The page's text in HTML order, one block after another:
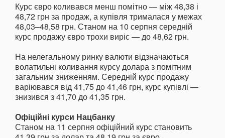
Курс євро коливався менш помітно — між 48,38 і
48,72 грн за продаж, а купівля трималася у межах
48,03–48,58 грн. Станом на 10 серпня середній
курс продажу євро трохи виріс — до 48,62 грн.
На нелегальному ринку валюти відзначаються
волатильні коливання курсу долара з помітним
загальним зниженням. Середній курс продажу
варіювався від 41,75 до 41,46 грн, курс купівлі —
знизився з 41,70 до 41,35 грн.
Офіційні курси Нацбанку
Станом на 11 серпня офіційний курс становить